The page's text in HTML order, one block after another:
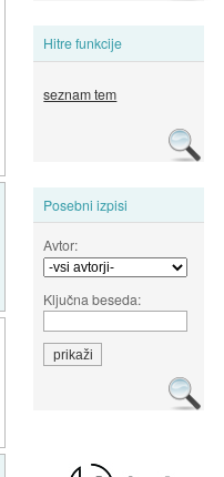
Hitre funkcije
seznam tem
Posebni izpisi
Avtor:
Ključna beseda: